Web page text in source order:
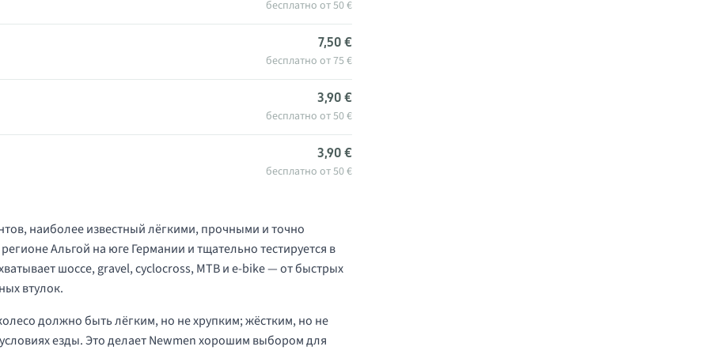
бесплатно от 50 €
7,50 €
бесплатно от 75 €
3,90 €
бесплатно от 50 €
3,90 €
бесплатно от 50 €
наиболее известный лёгкими, прочными и точно
Альгой на юге Германии и тщательно тестируется в
шоссе, gravel, cyclocross, MTB и e-bike — от быстрых
втулок.
должно быть лёгким, но не хрупким; жёстким, но не
езды. Это делает Newmen хорошим выбором для